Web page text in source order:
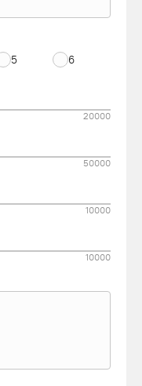
5 6
20000
50000
10000
10000